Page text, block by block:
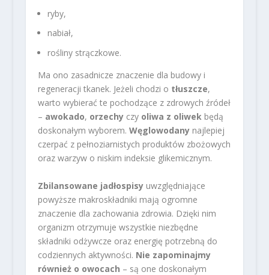
ryby,
nabiał,
rośliny strączkowe.
Ma ono zasadnicze znaczenie dla budowy i
regeneracji tkanek. Jeżeli chodzi o tłuszcze,
warto wybierać te pochodzące z zdrowych źródeł
– awokado, orzechyczy oliwa z oliwekbędą
doskonałym wyborem. Węglowodanynajlepiej
czerpać z pełnoziarnistych produktów zbożowych
oraz warzyw o niskim indeksie glikemicznym.
Zbilansowane jadłospisyuwzględniające
powyższe makroskładniki mają ogromne
znaczenie dla zachowania zdrowia. Dzięki nim
organizm otrzymuje wszystkie niezbędne
składniki odżywcze oraz energię potrzebną do
codziennych aktywności. Nie zapominajmy
również o owocach – są one doskonałym